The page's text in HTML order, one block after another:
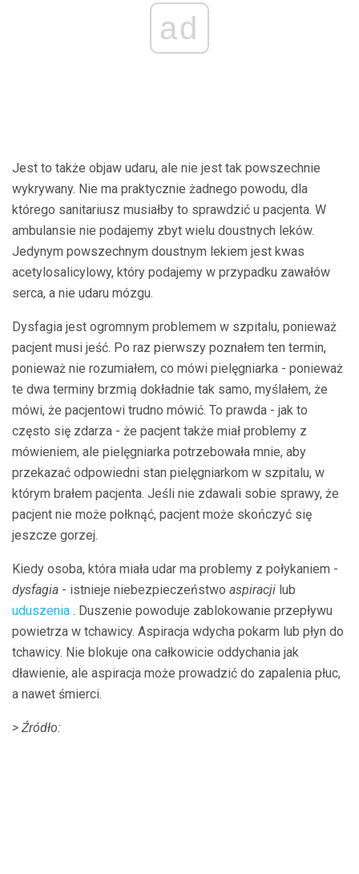
ad
Jest to także objaw udaru, ale nie jest tak powszechnie
wykrywany. Nie ma praktycznie żadnego powodu, dla
którego sanitariusz musiałby to sprawdzić u pacjenta. W
ambulansie nie podajemy zbyt wielu doustnych leków.
Jedynym powszechnym doustnym lekiem jest kwas
acetylosalicylowy, który podajemy w przypadku zawałów
serca, a nie udaru mózgu.
Dysfagia jest ogromnym problemem w szpitalu, ponieważ
pacjent musi jeść. Po raz pierwszy poznałem ten termin,
ponieważ nie rozumiałem, co mówi pielęgniarka - ponieważ
te dwa terminy brzmią dokładnie tak samo, myślałem, że
mówi, że pacjentowi trudno mówić. To prawda - jak to
często się zdarza - że pacjent także miał problemy z
mówieniem, ale pielęgniarka potrzebowała mnie, aby
przekazać odpowiedni stan pielęgniarkom w szpitalu, w
którym brałem pacjenta. Jeśli nie zdawali sobie sprawy, że
pacjent nie może połknąć, pacjent może skończyć się
jeszcze gorzej.
Kiedy osoba, która miała udar ma problemy z połykaniem -
dysfagia - istnieje niebezpieczeństwo aspiracji lub
uduszenia . Duszenie powoduje zablokowanie przepływu
powietrza w tchawicy. Aspiracja wdycha pokarm lub płyn do
tchawicy. Nie blokuje ona całkowicie oddychania jak
dławienie, ale aspiracja może prowadzić do zapalenia płuc,
a nawet śmierci.
> Źródło: